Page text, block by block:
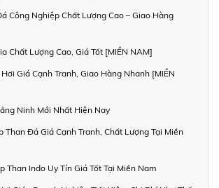
Công Nghiệp Chất Lượng Cao – Giao Hàng
Chất Lượng Cao, Giá Tốt [MIỀN NAM]
Giá Cạnh Tranh, Giao Hàng Nhanh [MIỀN
Ninh Mới Nhất Hiện Nay
Than Đá Giá Cạnh Tranh, Chất Lượng Tại Miền
Than Indo Uy Tín Giá Tốt Tại Miền Nam